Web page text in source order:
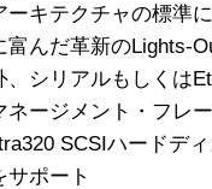
ーキテクチャの標準に
富んだ革新のLights-
、シリアルもしくは
ネージメント・フレ
SCSIハードデ
サポート